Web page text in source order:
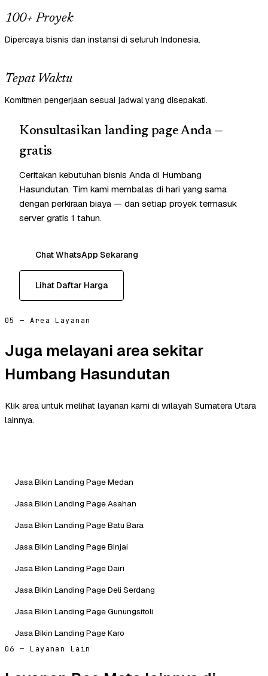
100+ Proyek
Dipercaya bisnis dan instansi di seluruh Indonesia.
Tepat Waktu
Komitmen pengerjaan sesuai jadwal yang disepakati.
Konsultasikan landing page Anda —
gratis
Ceritakan kebutuhan bisnis Anda di Humbang
Hasundutan. Tim kami membalas di hari yang sama
dengan perkiraan biaya — dan setiap proyek termasuk
server gratis 1 tahun.
Chat WhatsApp Sekarang
Lihat Daftar Harga
05 — Area Layanan
Juga melayani area sekitar
Humbang Hasundutan
Klik area untuk melihat layanan kami di wilayah Sumatera Utara
lainnya.
Jasa Bikin Landing Page Medan
Jasa Bikin Landing Page Asahan
Jasa Bikin Landing Page Batu Bara
Jasa Bikin Landing Page Binjai
Jasa Bikin Landing Page Dairi
Jasa Bikin Landing Page Deli Serdang
Jasa Bikin Landing Page Gunungsitoli
Jasa Bikin Landing Page Karo
06 — Layanan Lain